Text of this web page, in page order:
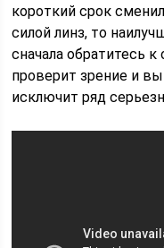
короткий срок
силой линз, то
сначала обратитесь
проверит зрение и
исключит ряд